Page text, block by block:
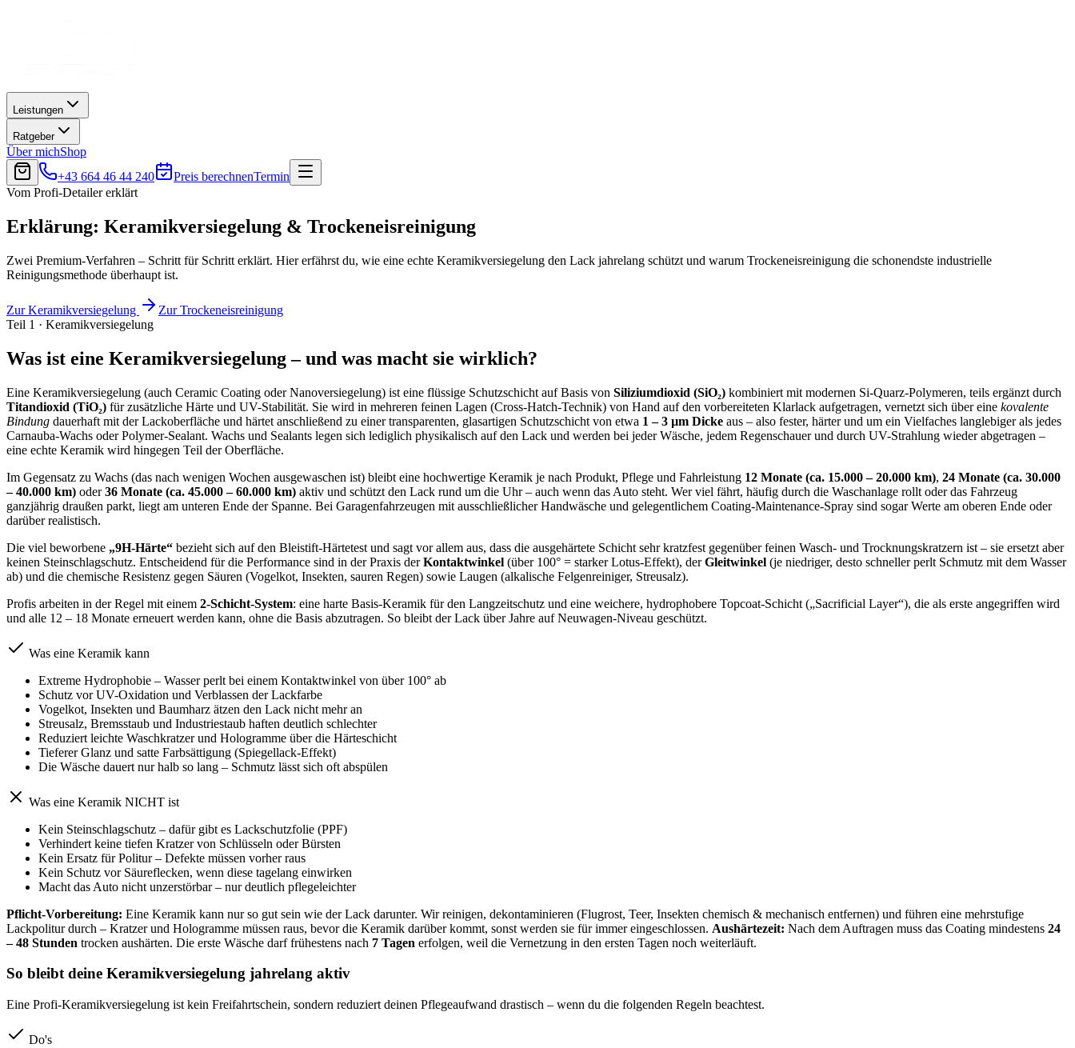
Leistungen
Ratgeber
Über michShop
+43 664 46 44 240
Preis berechnenTermin
Vom Profi-Detailer erklärt
Erklärung: Keramikversiegelung & Trockeneisreinigung
Zwei Premium-Verfahren – Schritt für Schritt erklärt. Hier erfährst du, wie eine echte Keramikversiegelung den Lack jahrelang schützt und warum Trockeneisreinigung die schonendste industrielle
Reinigungsmethode überhaupt ist.
Zur Keramikversiegelung
Zur Trockeneisreinigung
Teil 1 · Keramikversiegelung
Was ist eine Keramikversiegelung – und was macht sie wirklich?
Eine Keramikversiegelung (auch Ceramic Coating oder Nanoversiegelung) ist eine flüssige Schutzschicht auf Basis von Siliziumdioxid (SiO₂) kombiniert mit modernen Si-Quarz-Polymeren, teils ergänzt durch
Titandioxid (TiO₂) für zusätzliche Härte und UV-Stabilität. Sie wird in mehreren feinen Lagen (Cross-Hatch-Technik) von Hand auf den vorbereiteten Klarlack aufgetragen, vernetzt sich über eine kovalente
Bindung dauerhaft mit der Lackoberfläche und härtet anschließend zu einer transparenten, glasartigen Schutzschicht von etwa 1 – 3 µm Dicke aus – also fester, härter und um ein Vielfaches langlebiger als jedes
Carnauba-Wachs oder Polymer-Sealant. Wachs und Sealants legen sich lediglich physikalisch auf den Lack und werden bei jeder Wäsche, jedem Regenschauer und durch UV-Strahlung wieder abgetragen –
eine echte Keramik wird hingegen Teil der Oberfläche.
Im Gegensatz zu Wachs (das nach wenigen Wochen ausgewaschen ist) bleibt eine hochwertige Keramik je nach Produkt, Pflege und Fahrleistung 12 Monate (ca. 15.000 – 20.000 km), 24 Monate (ca. 30.000
– 40.000 km) oder36 Monate (ca. 45.000 – 60.000 km) aktiv und schützt den Lack rund um die Uhr – auch wenn das Auto steht. Wer viel fährt, häufig durch die Waschanlage rollt oder das Fahrzeug
ganzjährig draußen parkt, liegt am unteren Ende der Spanne. Bei Garagenfahrzeugen mit ausschließlicher Handwäsche und gelegentlichem Coating-Maintenance-Spray sind sogar Werte am oberen Ende oder
darüber realistisch.
Die viel beworbene „9H-Härte“ bezieht sich auf den Bleistift-Härtetest und sagt vor allem aus, dass die ausgehärtete Schicht sehr kratzfest gegenüber feinen Wasch- und Trocknungskratzern ist – sie ersetzt aber
keinen Steinschlagschutz. Entscheidend für die Performance sind in der Praxis derKontaktwinkel (über 100° = starker Lotus-Effekt), derGleitwinkel (je niedriger, desto schneller perlt Schmutz mit dem Wasser
ab) und die chemische Resistenz gegen Säuren (Vogelkot, Insekten, sauren Regen) sowie Laugen (alkalische Felgenreiniger, Streusalz).
Profis arbeiten in der Regel mit einem 2-Schicht-System: eine harte Basis-Keramik für den Langzeitschutz und eine weichere, hydrophobere Topcoat-Schicht („Sacrificial Layer“), die als erste angegriffen wird
und alle 12 – 18 Monate erneuert werden kann, ohne die Basis abzutragen. So bleibt der Lack über Jahre auf Neuwagen-Niveau geschützt.
Was eine Keramik kann
Extreme Hydrophobie – Wasser perlt bei einem Kontaktwinkel von über 100° ab
Schutz vor UV-Oxidation und Verblassen der Lackfarbe
Vogelkot, Insekten und Baumharz ätzen den Lack nicht mehr an
Streusalz, Bremsstaub und Industriestaub haften deutlich schlechter
Reduziert leichte Waschkratzer und Hologramme über die Härteschicht
Tieferer Glanz und satte Farbsättigung (Spiegellack-Effekt)
Die Wäsche dauert nur halb so lang – Schmutz lässt sich oft abspülen
Was eine Keramik NICHT ist
Kein Steinschlagschutz – dafür gibt es Lackschutzfolie (PPF)
Verhindert keine tiefen Kratzer von Schlüsseln oder Bürsten
Kein Ersatz für Politur – Defekte müssen vorher raus
Kein Schutz vor Säureflecken, wenn diese tagelang einwirken
Macht das Auto nicht unzerstörbar – nur deutlich pflegeleichter
Pflicht-Vorbereitung: Eine Keramik kann nur so gut sein wie der Lack darunter. Wir reinigen, dekontaminieren (Flugrost, Teer, Insekten chemisch & mechanisch entfernen) und führen eine mehrstufige
Lackpolitur durch – Kratzer und Hologramme müssen raus, bevor die Keramik darüber kommt, sonst werden sie für immer eingeschlossen. Aushärtezeit: Nach dem Auftragen muss das Coating mindestens 24
– 48 Stunden trocken aushärten. Die erste Wäsche darf frühestens nach 7 Tagen erfolgen, weil die Vernetzung in den ersten Tagen noch weiterläuft.
So bleibt deine Keramikversiegelung jahrelang aktiv
Eine Profi-Keramikversiegelung ist kein Freifahrtschein, sondern reduziert deinen Pflegeaufwand drastisch – wenn du die folgenden Regeln beachtest.
Do's